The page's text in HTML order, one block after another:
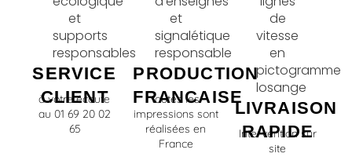
SERVICE
CLIENT
à votre écoute
au 01 69 20 02
65
PRODUCTION
FRANCAISE
toutes les
impressions sont
réalisées en
France
LIVRAISON
RAPIDE
Intervention sur
site